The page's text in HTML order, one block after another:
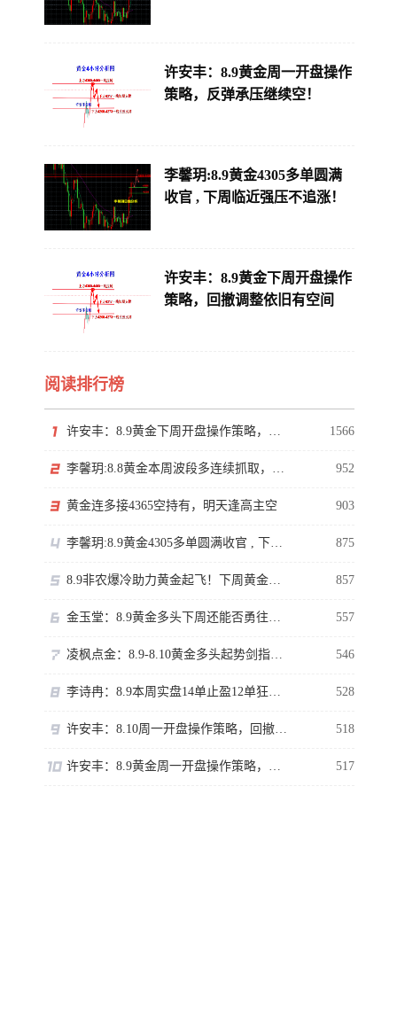
许安丰：8.9黄金周一开盘操作
策略，反弹承压继续空！
李馨玥:8.9黄金4305多单圆满
收官 , 下周临近强压不追涨！
许安丰：8.9黄金下周开盘操作
策略，回撤调整依旧有空间
阅读排行榜
许安丰：8.9黄金下周开盘操作策略，回撤调整依旧有空间 1566
李馨玥:8.8黄金本周波段多连续抓取，下周逼近阶段性强压！ 952
黄金连多接4365空持有，明天逢高主空 903
李馨玥:8.9黄金4305多单圆满收官 , 下周临近强压不追涨！ 875
8.9非农爆冷助力黄金起飞！下周黄金目标看哪？ 857
金玉堂：8.9黄金多头下周还能否勇往直前？短线交易还是需谨慎 557
凌枫点金：8.9-8.10黄金多头起势剑指五千？黄金下周还有触顶可能？ 546
李诗冉：8.9本周实盘14单止盈12单狂赚3200点；下周黄金走势分析。 528
许安丰：8.10周一开盘操作策略，回撤调整依旧有空间！ 518
许安丰：8.9黄金周一开盘操作策略，反弹承压继续空！ 517